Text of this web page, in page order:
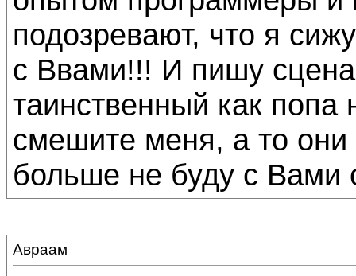
подозревают, что я
с Ввами!!! И пишу
таинственный как попа
смешите меня, а то они
больше не буду с
Авраам